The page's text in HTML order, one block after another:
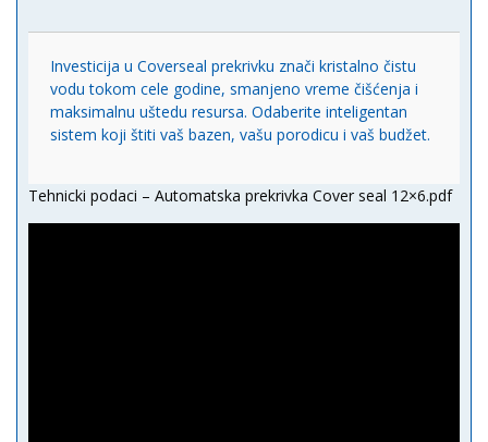
Investicija u Coverseal prekrivku znači kristalno čistu
vodu tokom cele godine, smanjeno vreme čišćenja i
maksimalnu uštedu resursa. Odaberite inteligentan
sistem koji štiti vaš bazen, vašu porodicu i vaš budžet.
Tehnicki podaci – Automatska prekrivka Cover seal 12×6.pdf